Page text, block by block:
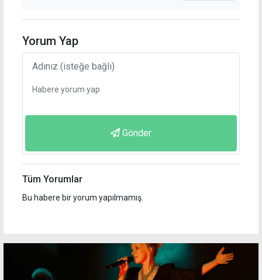
Yorum Yap
Gönder
Tüm Yorumlar
Bu habere bir yorum yapılmamış.